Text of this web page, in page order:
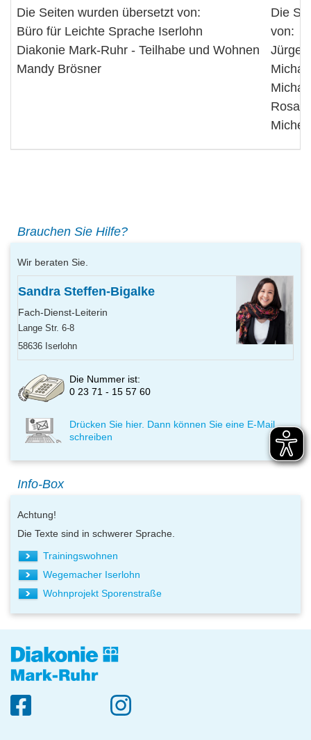
Die Seiten wurden übersetzt von:
Büro für Leichte Sprache Iserlohn
Diakonie Mark-Ruhr - Teilhabe und Wohnen
Mandy Brösner
Die
von:
Brauchen Sie Hilfe?
Wir beraten Sie.
Sandra Steffen-Bigalke
Fach-Dienst-Leiterin
Lange Str. 6-8
58636 Iserlohn
Die Nummer ist:
0 23 71 - 15 57 60
Drücken Sie hier. Dann können Sie eine E-Mail
schreiben
Info-Box
Achtung!
Die Texte sind in schwerer Sprache.
Trainingswohnen
Wegemacher Iserlohn
Wohnprojekt Sporenstraße